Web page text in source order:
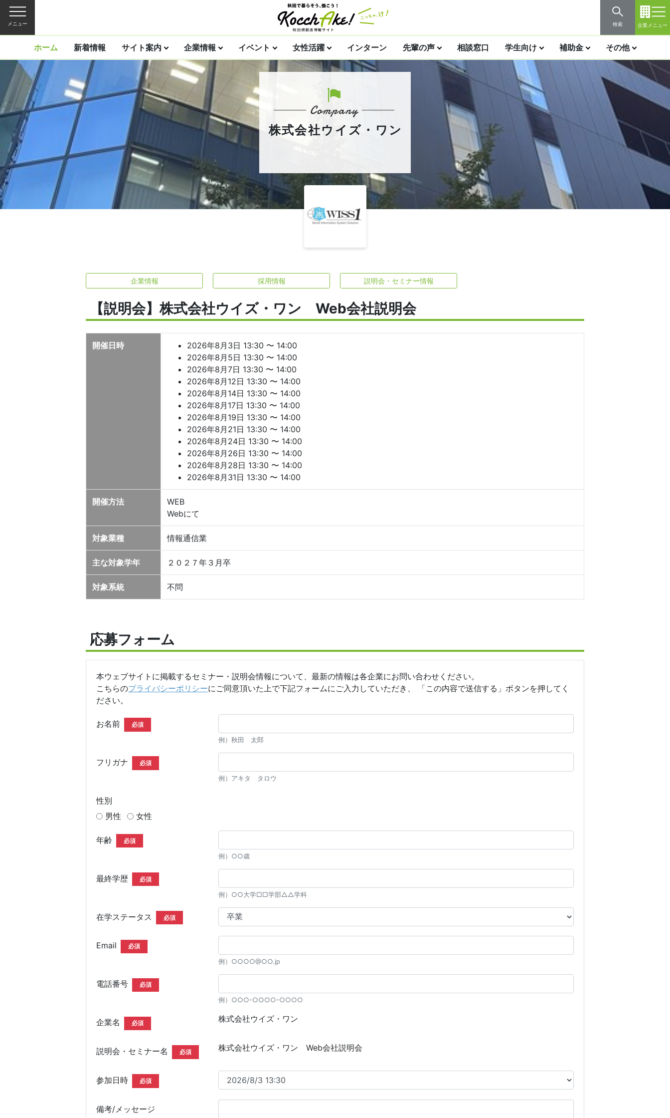
メニュー 検索 企業メニュー
ホーム 新着情報 サイト案内 企業情報 イベント 女性活躍 インターン 先輩の声 相談窓口 学生向け 補助金 その他
株式会社ウイズ・ワン
企業情報 採用情報 説明会・セミナー情報
【説明会】株式会社ウイズ・ワン Web会社説明会
開催日時
2026年8月3日 13:30 〜 14:00
2026年8月5日 13:30 〜 14:00
2026年8月7日 13:30 〜 14:00
2026年8月12日 13:30 〜 14:00
2026年8月14日 13:30 〜 14:00
2026年8月17日 13:30 〜 14:00
2026年8月19日 13:30 〜 14:00
2026年8月21日 13:30 〜 14:00
2026年8月24日 13:30 〜 14:00
2026年8月26日 13:30 〜 14:00
2026年8月28日 13:30 〜 14:00
2026年8月31日 13:30 〜 14:00
開催方法
WEB
Webにて
対象業種 情報通信業
主な対象学年 ２０２７年３月卒
対象系統 不問
応募フォーム
本ウェブサイトに掲載するセミナー・説明会情報について、最新の情報は各企業にお問い合わせください。
こちらのプライバシーポリシーにご同意頂いた上で下記フォームにご入力していただき、 「この内容で送信する」ボタンを押してく
ださい。
お名前 必須
例）秋田 太郎
フリガナ 必須
例）アキタ タロウ
性別
男性
女性
年齢 必須
例）○○歳
最終学歴 必須
例）○○大学□□学部△△学科
在学ステータス 必須
Email 必須
例）○○○○@○○.jp
電話番号 必須
例）○○○-○○○○-○○○○
企業名 必須 株式会社ウイズ・ワン
説明会・セミナー名 必須 株式会社ウイズ・ワン Web会社説明会
参加日時 必須
備考/メッセージ